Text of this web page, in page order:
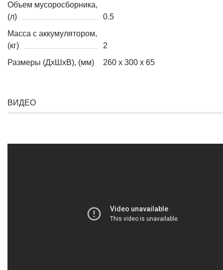
Объем мусоросборника,
(л)
0.5
Масса с аккумулятором,
(кг)
2
Размеры (ДхШхВ), (мм)
260 х 300 х 65
ВИДЕО